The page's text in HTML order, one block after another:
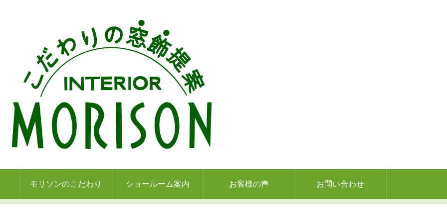
モリソンのこだわり ショールーム案内 お客様の声 お問い合わせ